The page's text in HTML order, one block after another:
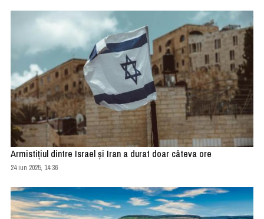
Armistiţiul dintre Israel şi Iran a durat doar câteva ore
24 iun 2025, 14:36